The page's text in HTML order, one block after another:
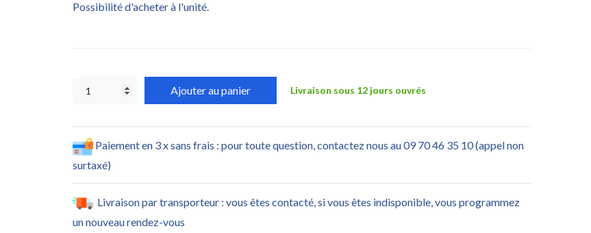
Possibilité d'acheter à l'unité.
Ajouter au panier Livraison sous 12 jours ouvrés
Paiement en 3 x sans frais : pour toute question, contactez nous au 09 70 46 35 10 (appel non
surtaxé)
Livraison par transporteur : vous êtes contacté, si vous êtes indisponible, vous programmez
un nouveau rendez-vous